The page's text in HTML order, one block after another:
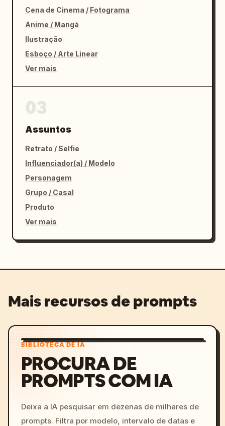
Cena de Cinema / Fotograma
Anime / Mangá
Ilustração
Esboço / Arte Linear
Ver mais
Assuntos
Retrato / Selfie
Influenciador(a) / Modelo
Personagem
Grupo / Casal
Produto
Ver mais
Mais recursos de prompts
BIBLIOTECA DE IA
PROCURA DE
PROMPTS COM IA
Deixa a IA pesquisar em dezenas de milhares de
prompts. Filtra por modelo, intervalo de datas e